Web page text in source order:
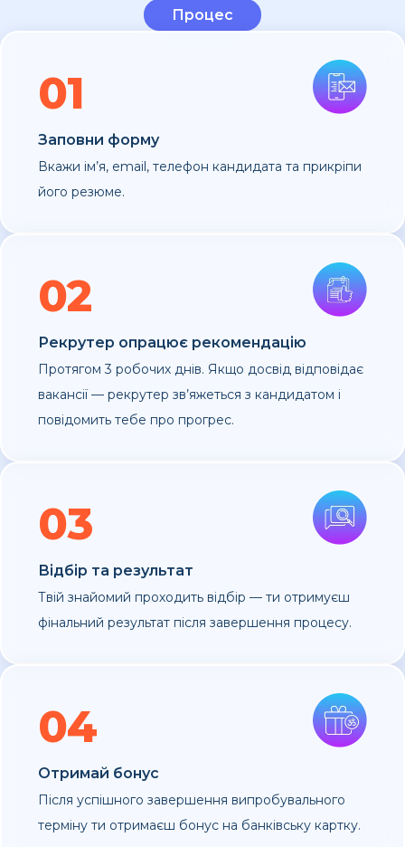
Процес
01
Заповни форму
Вкажи ім’я, email, телефон кандидата та прикріпи
його резюме.
02
Рекрутер опрацює рекомендацію
Протягом 3 робочих днів. Якщо досвід відповідає
вакансії — рекрутер зв’яжеться з кандидатом і
повідомить тебе про прогрес.
03
Відбір та результат
Твій знайомий проходить відбір — ти отримуєш
фінальний результат після завершення процесу.
04
Отримай бонус
Після успішного завершення випробувального
терміну ти отримаєш бонус на банківську картку.